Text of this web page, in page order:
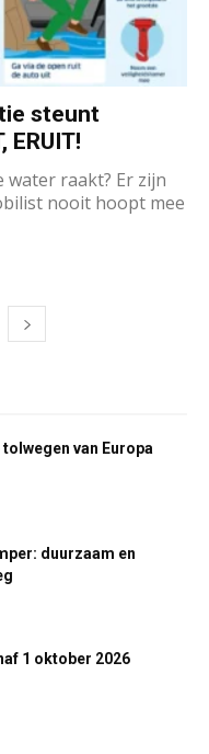
steunt
ERUIT!
water raakt? Er zijn
nooit hoopt mee
van Europa
duurzaam en
1 oktober 2026